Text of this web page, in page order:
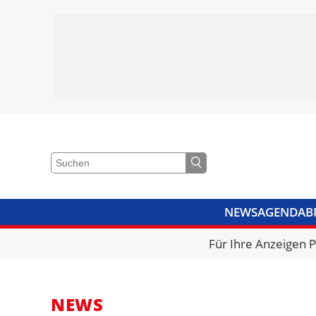
NEWSAGENDA
VIDEOSBIBLIOTHEK
Für Ihre Anzeigen
NEWS